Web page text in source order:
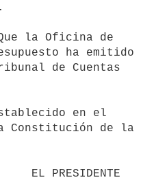
ha emitido
de Cuentas
Constitución de la